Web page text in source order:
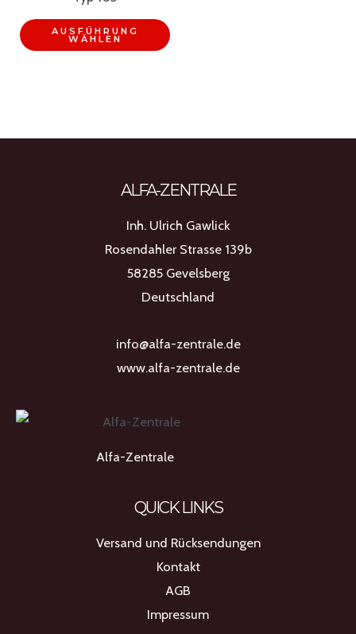
AUSFÜHRUNG
WÄHLEN
Optionen
können
Produktseite
ALFA-ZENTRALE
Inh. Ulrich Gawlick
Rosendahler Strasse 139b
58285 Gevelsberg
Deutschland
info@alfa-zentrale.de
www.alfa-zentrale.de
Alfa-Zentrale
QUICK LINKS
Versand und Rücksendungen
Kontakt
AGB
Impressum